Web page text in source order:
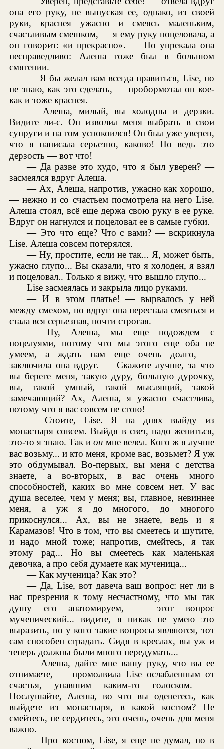
она его руку, не выпуская ее, однако, из своей
руки, краснея ужасно и смеясь маленьким,
счастливым смешком, — я ему руку поцеловала, а
он говорит: «и прекрасно». — Но упрекала она
несправедливо: Алеша тоже был в большом
смятении.
— Я бы желал вам всегда нравиться, Lise, но
не знаю, как это сделать, — пробормотал он кое-
как и тоже краснея.
— Алеша, милый, вы холодны и дерзки.
Видите ли-с. Он изволил меня выбрать в свои
супруги и на том успокоился! Он был уже уверен,
что я написала серьезно, каково! Но ведь это
дерзость — вот что!
— Да разве это худо, что я был уверен? —
засмеялся вдруг Алеша.
— Ах, Алеша, напротив, ужасно как хорошо,
— нежно и со счастьем посмотрела на него Lise.
Алеша стоял, всё еще держа свою руку в ее руке.
Вдруг он нагнулся и поцеловал ее в самые губки.
— Это что еще? Что с вами? — вскрикнула
Lise. Алеша совсем потерялся.
— Ну, простите, если не так... Я, может быть,
ужасно глупо... Вы сказали, что я холоден, я взял
и поцеловал.. Только я вижу, что вышло глупо...
Lise засмеялась и закрыла лицо руками.
— И в этом платье! — вырвалось у ней
между смехом, но вдруг она перестала смеяться и
стала вся серьезная, почти строгая.
— Ну, Алеша, мы еще подождем с
поцелуями, потому что мы этого еще оба не
умеем, а ждать нам еще очень долго, —
заключила она вдруг. — Скажите лучше, за что
вы берете меня, такую дуру, больную дурочку,
вы, такой умный, такой мыслящий, такой
замечающий? Ах, Алеша, я ужасно счастлива,
потому что я вас совсем не стою!
— Стоите, Lise. Я на днях выйду из
монастыря совсем. Выйдя в свет, надо жениться,
это-то я знаю. Так ион мне велел. Кого ж я лучше
вас возьму... и кто меня, кроме вас, возьмет? Я уж
это обдумывал. Во-первых, вы меня с детства
знаете, а во-вторых, в вас очень много
способностей, каких во мне совсем нет. У вас
душа веселее, чем у меня; вы, главное, невиннее
меня, а уж я до многого, до многого
прикоснулся... Ах, вы не знаете, ведь и я
Карамазов! Что в том, что вы смеетесь и шутите,
и надо мной тоже; напротив, смейтесь, я так
этому рад... Но вы смеетесь как маленькая
девочка, а про себя думаете как мученица...
— Как мученица? Как это?
— Да, Lise, вот давеча ваш вопрос: нет ли в
нас презрения к тому несчастному, что мы так
душу его анатомируем, — этот вопрос
мученический... видите, я никак не умею это
выразить, но у кого такие вопросы являются, тот
сам способен страдать. Сидя в креслах, вы уж и
теперь должны были много передумать...
— Алеша, дайте мне вашу руку, что вы ее
отнимаете, — промолвила Lise ослабленным от
счастья, упавшим каким-то голоском. —
Послушайте, Алеша, во что вы оденетесь, как
выйдете из монастыря, в какой костюм? Не
смейтесь, не сердитесь, это очень, очень для меня
важно.
— Про костюм, Lise, я еще не думал, но в